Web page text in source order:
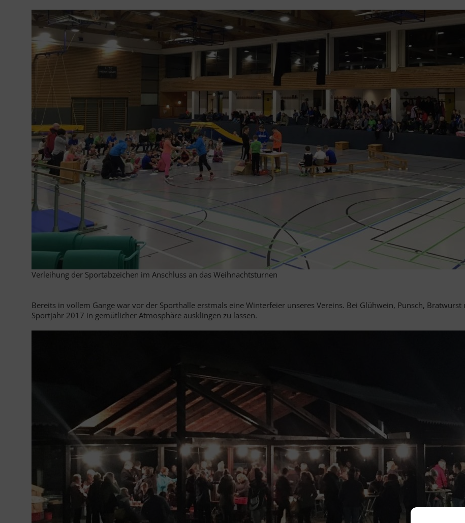
Verleihung der Sportabzeichen im Anschluss an das Weihnachtsturnen
Bereits in vollem Gange war vor der Sporthalle erstmals eine Winterfeier unseres Vereins. Bei Glühwein, Punsch,
Sportjahr 2017 in gemütlicher Atmosphäre ausklingen zu lassen.